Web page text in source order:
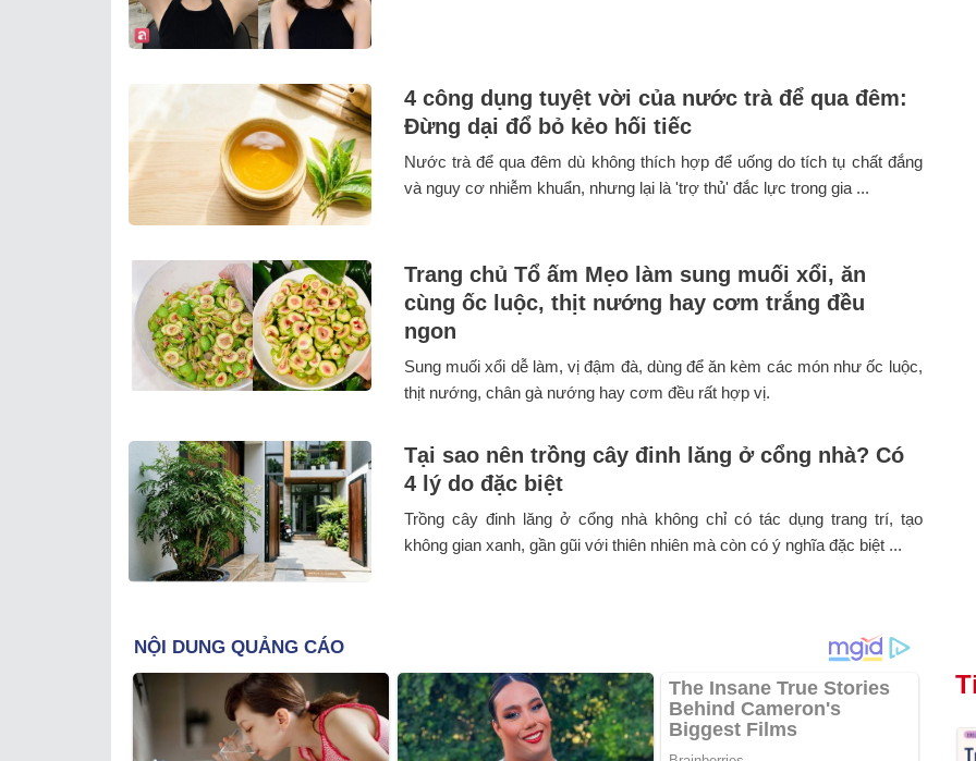
4 công dụng tuyệt vời của nước trà để qua đêm:
Đừng dại đổ bỏ kẻo hối tiếc
Nước trà để qua đêm dù không thích hợp để uống do tích tụ chất đắng
và nguy cơ nhiễm khuẩn, nhưng lại là 'trợ thủ' đắc lực trong gia ...
Trang chủ Tổ ấm Mẹo làm sung muối xổi, ăn
cùng ốc luộc, thịt nướng hay cơm trắng đều
ngon
Sung muối xổi dễ làm, vị đậm đà, dùng để ăn kèm các món như ốc luộc,
thịt nướng, chân gà nướng hay cơm đều rất hợp vị.
Tại sao nên trồng cây đinh lăng ở cổng nhà? Có
4 lý do đặc biệt
Trồng cây đinh lăng ở cổng nhà không chỉ có tác dụng trang trí, tạo
không gian xanh, gần gũi với thiên nhiên mà còn có ý nghĩa đặc biệt ...